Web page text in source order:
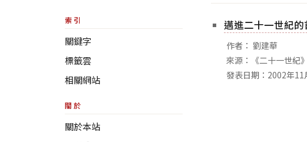
索引
關鍵字
標籤雲
相關網站
關於
關於本站
邁進二十一世紀
作者： 劉建華
來源：《二十一世紀
發表日期：2002年11